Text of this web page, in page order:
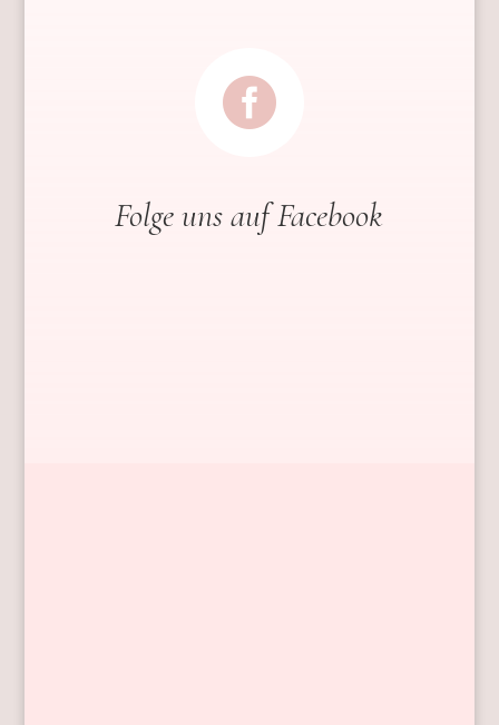

Folge uns auf Facebook